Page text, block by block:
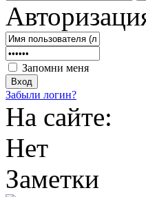
Запомни меня
Забыли логин?
На сайте:
Нет
Заметки